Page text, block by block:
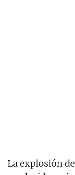
La explosión